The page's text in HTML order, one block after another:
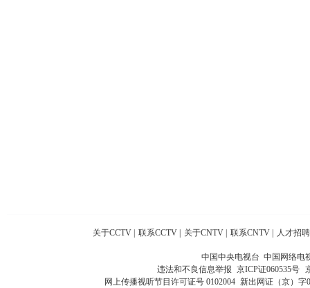
关于CCTV 联系CCTV 关于CNTV 联系CNTV 人才招聘
中国中央电视台 中国网络电
违法和不良信息举报 京ICP证060535号
网上传播视听节目许可证号 0102004 新出网证（京）